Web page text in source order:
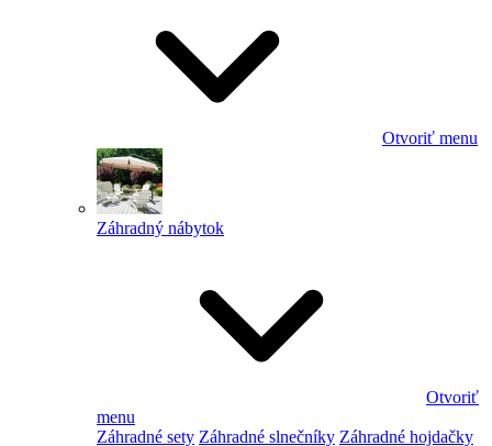
Otvoriť menu
Záhradný nábytok
Otvoriť
menu
Záhradné sety Záhradné slnečníky Záhradné hojdačky